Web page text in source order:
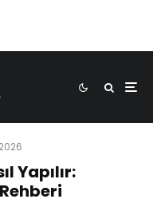
Yapılır: